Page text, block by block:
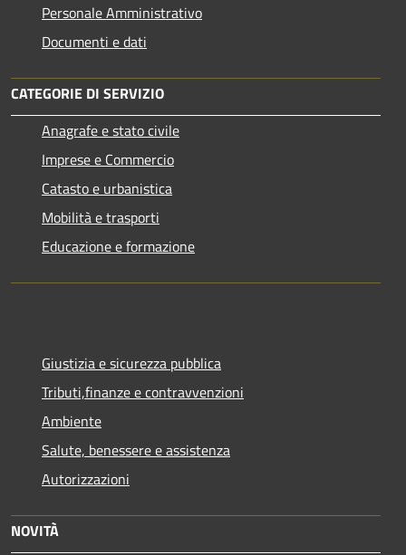
Personale Amministrativo
Documenti e dati
CATEGORIE DI SERVIZIO
Anagrafe e stato civile
Imprese e Commercio
Catasto e urbanistica
Mobilità e trasporti
Educazione e formazione
Giustizia e sicurezza pubblica
Tributi,finanze e contravvenzioni
Ambiente
Salute, benessere e assistenza
Autorizzazioni
NOVITÀ